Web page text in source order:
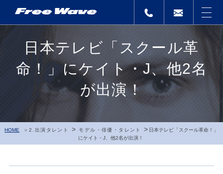
日本テレビ「スクール革
命！」にケイト・J、他2名
が出演！
HOME 2.出演タレント >モデル・俳優・タレント > 日本テレビ「スクール革命！」
にケイト・J、他2名が出演！